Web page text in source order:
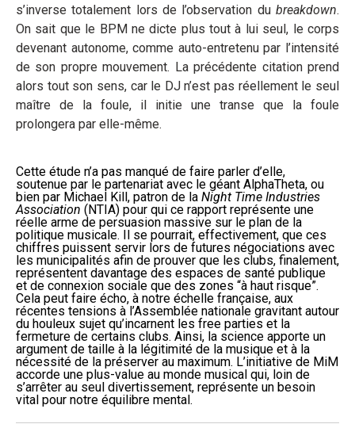
s’inverse totalement lors de l’observation du breakdown.
On sait que le BPM ne dicte plus tout à lui seul, le corps
devenant autonome, comme auto-entretenu par l’intensité
de son propre mouvement. La précédente citation prend
alors tout son sens, car le DJ n’est pas réellement le seul
maître de la foule, il initie une transe que la foule
prolongera par elle-même.
Cette étude n’a pas manqué de faire parler d’elle,
soutenue par le partenariat avec le géant AlphaTheta, ou
bien par Michael Kill, patron de la Night Time Industries
Association (NTIA) pour qui ce rapport représente une
réelle arme de persuasion massive sur le plan de la
politique musicale. Il se pourrait, effectivement, que ces
chiffres puissent servir lors de futures négociations avec
les municipalités afin de prouver que les clubs, finalement,
représentent davantage des espaces de santé publique
et de connexion sociale que des zones “à haut risque”.
Cela peut faire écho, à notre échelle française, aux
récentes tensions à l’Assemblée nationale gravitant autour
du houleux sujet qu’incarnent les free parties et la
fermeture de certains clubs. Ainsi, la science apporte un
argument de taille à la légitimité de la musique et à la
nécessité de la préserver au maximum. L’initiative de MiM
accorde une plus-value au monde musical qui, loin de
s’arrêter au seul divertissement, représente un besoin
vital pour notre équilibre mental.